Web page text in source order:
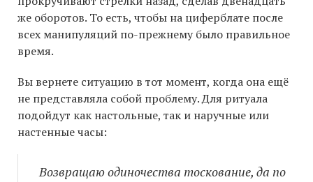
же оборотов. То есть, чтобы на циферблате после
всех манипуляций по-прежнему было правильное
время.
Вы вернете ситуацию в тот момент, когда она ещё
не представляла собой проблему. Для ритуала
подойдут как настольные, так и наручные или
настенные часы:
Возвращаю одиночества тоскование, да по